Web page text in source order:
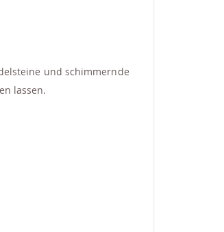
und schimmernde
lassen.